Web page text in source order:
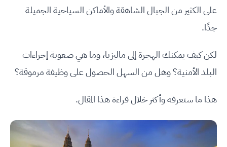
على الكثير من الجبال الشاهقة والأماكن السياحية الجميلة
جدًا.
لكن كيف يمكنك الهجرة إلى ماليزيا، وما هي صعوبة إجراءات
البلد الأمنية؟ وهل من السهل الحصول على وظيفة مرموقة؟
هذا ما ستعرفه وأكثر خلال قراءة هذا المقال.